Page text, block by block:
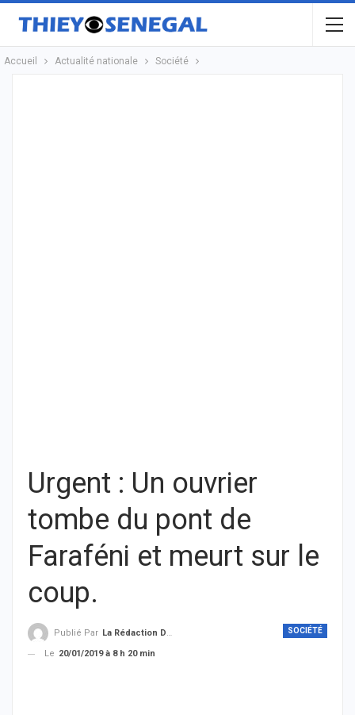
Accueil Actualité nationale Société
Urgent : Un ouvrier
tombe du pont de
Faraféni et meurt sur le
coup.
SOCIÉTÉ
Publié Par La Rédaction De THIEYSENEGAL.com
Le 20/01/2019 à 8 h 20 min